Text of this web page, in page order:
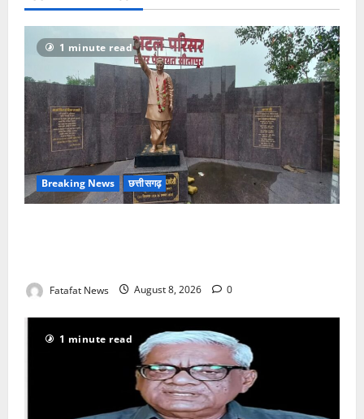
1 minute read
Breaking News छत्तीसगढ़
Fatafat News August 8, 2026 0
1 minute read